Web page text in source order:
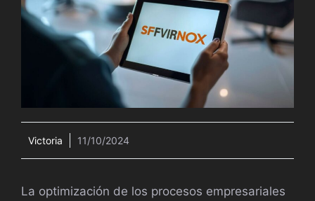
Victoria 11/10/2024
La optimización de los procesos empresariales